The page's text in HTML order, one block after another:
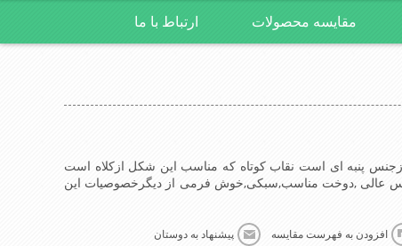
مقایسه محصولات ارتباط با ما
ازجنس پنبه ای است نقاب کوتاه که مناسب این شکل ازکلاه است
عالی ,دوخت مناسب,سبکی,خوش فرمی از دیگرخصوصیات این
افزودن به فهرست مقایسه پیشنهاد به دوستان